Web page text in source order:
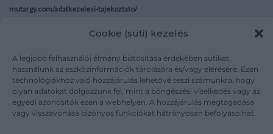
Cookie (süti) kezelés
A legjobb felhasználói élmény biztosítása érdekében sütiket
használunk az eszközinformációk tárolására és/vagy elérésére. Ezen
technológiákhoz való hozzájárulás lehetővé teszi számunkra, hogy
olyan adatokat dolgozzunk fel, mint a böngészési viselkedés vagy az
egyedi azonosítók ezen a webhelyen. A hozzájárulás megtagadása
vagy visszavonása bizonyos funkciókat hátrányosan befolyásolhat.
mutargy.com/adatkezelesi-tajekoztato/
Médiaajánlat
Karrier
Kapcsolat
Áraink
ÁSZF
Adatvédelem
Impresszum